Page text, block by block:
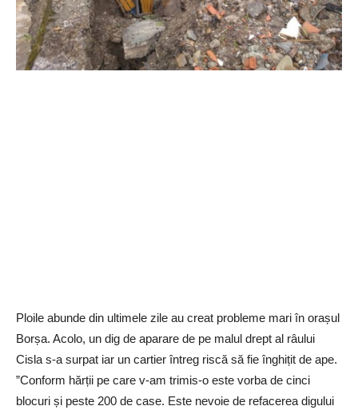
Ploile abunde din ultimele zile au creat probleme mari în orașul
Borșa. Acolo, un dig de aparare de pe malul drept al râului
Cisla s-a surpat iar un cartier întreg riscă să fie înghițit de ape.
”Conform hărții pe care v-am trimis-o este vorba de cinci
blocuri și peste 200 de case. Este nevoie de refacerea digului